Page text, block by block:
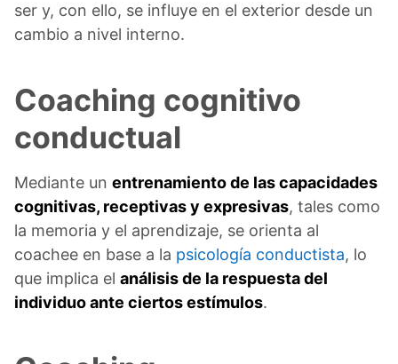
ser y, con ello, se influye en el exterior desde un
cambio a nivel interno.
Coaching cognitivo
conductual
Mediante un entrenamiento de las capacidades
cognitivas, receptivas y expresivas, tales como
la memoria y el aprendizaje, se orienta al
coachee en base a la psicología conductista, lo
que implica el análisis de la respuesta del
individuo ante ciertos estímulos.